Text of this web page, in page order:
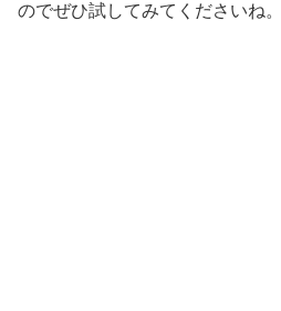
のでぜひ試してみてくださいね。